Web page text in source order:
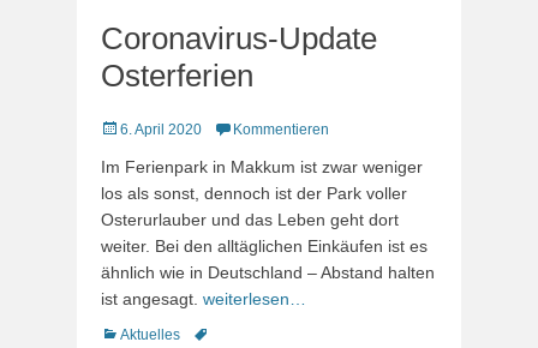
Coronavirus-Update
Osterferien
Veröffentlicht
6. April 2020 Kommentieren
Im Ferienpark in Makkum ist zwar weniger
los als sonst, dennoch ist der Park voller
Osterurlauber und das Leben geht dort
weiter. Bei den alltäglichen Einkäufen ist es
ähnlich wie in Deutschland – Abstand halten
ist angesagt. weiterlesen…
Kategorien
Aktuelles
Schlagworte